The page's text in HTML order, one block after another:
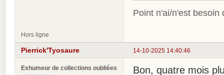
Point n'ai/n'est besoin
Hors ligne
14-10-2025 14:40:46
Pierrick'Tyosaure
Exhumeur de collections oubliées
Bon, quatre mois